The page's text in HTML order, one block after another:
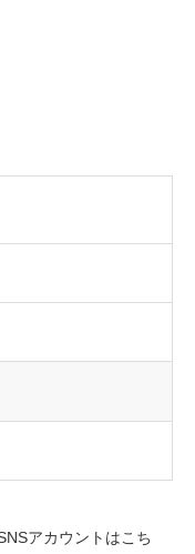
アカウントはこち